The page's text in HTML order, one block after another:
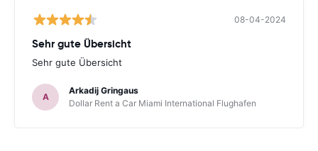
08-04-2024
Sehr gute Übersicht
Sehr gute Übersicht
A
Arkadij Gringaus
Dollar Rent a Car Miami International Flughafen